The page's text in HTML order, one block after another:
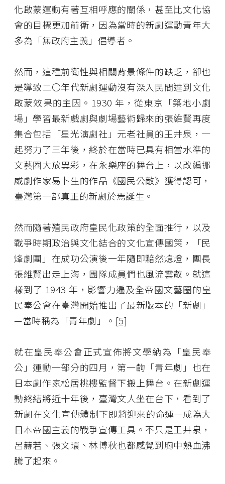
化啟蒙運動有著互相呼應的關係，甚至比文化協
會的目標更加前衛，因為當時的新劇運動青年大
多為「無政府主義」倡導者。
然而，這種前衛性與相關背景條件的缺乏，卻也
是導致二〇年代新劇運動沒有深入民間達到文化
啟蒙效果的主因。1930 年，從東京「築地小劇
場」學習最新戲劇與劇場藝術歸來的張維賢再度
集合包括「星光演劇社」元老社員的王井泉，一
起努力了三年後，終於在當時已具有相當水準的
文藝圈大放異彩，在永樂座的舞台上，以改編挪
威劇作家易卜生的作品《國民公敵》獲得認可，
臺灣第一部真正的新劇於焉誕生。
然而隨著殖民政府皇民化政策的全面推行，以及
戰爭時期政治與文化結合的文化宣傳國策，「民
烽劇團」在成功公演後一年隨即黯然熄燈，團長
張維賢出走上海，團隊成員們也風流雲散。就這
樣到了 1943 年，影響力遍及全帝國文藝圈的皇
民奉公會在臺灣開始推出了最新版本的「新劇」
—當時稱為「青年劇」。 [5]
就在皇民奉公會正式宣佈將文學納為「皇民奉
公」運動一部分的四月，第一齣「青年劇」也在
日本劇作家松居桃樓監督下搬上舞台。在新劇運
動終結將近十年後，臺灣文人坐在台下，看到了
新劇在文化宣傳體制下即將迎來的命運—成為大
日本帝國主義的戰爭宣傳工具。不只是王井泉，
呂赫若、張文環、林博秋也都感覺到胸中熱血沸
騰了起來。